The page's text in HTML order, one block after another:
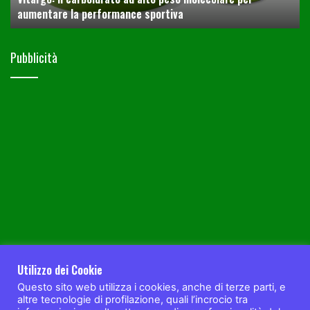
Camminare per stare in forma e in salute
Pubblicità
Utilizzo dei Cookie
Questo sito web utilizza i cookies, anche di terze parti, e
altre tecnologie di profilazione, quali l’incrocio tra